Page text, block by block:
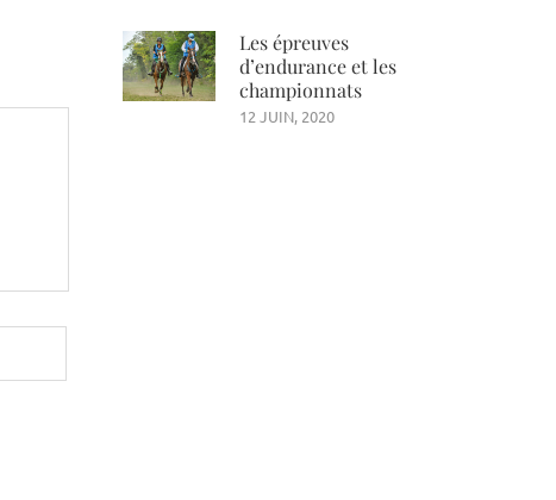
Les épreuves
d’endurance et les
championnats
12 JUIN, 2020